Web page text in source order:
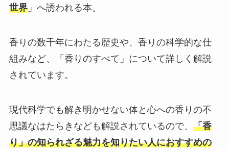
世界」へ誘われる本。
香りの数千年にわたる歴史や、香りの科学的な仕
組みなど、「香りのすべて」について詳しく解説
されています。
現代科学でも解き明かせない体と心への香りの不
思議なはたらきなども解説されているので、 「香
り」の知られざる魅力を知りたい人におすすめの